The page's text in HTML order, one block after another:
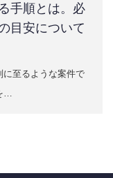
手順とは。必
目安について
に至るような案件で
…